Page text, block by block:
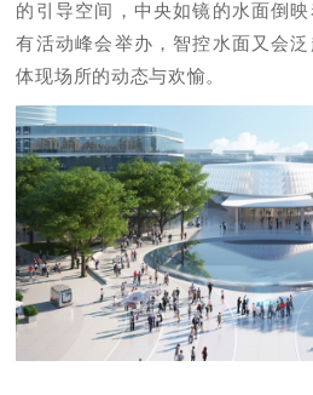
的引导空间，中央如镜的水面倒
有活动峰会举办，智控水面又会
体现场所的动态与欢愉。